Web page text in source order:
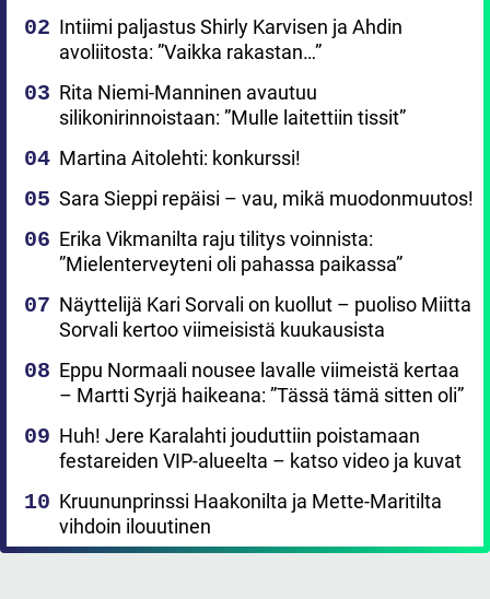
Intiimi paljastus Shirly Karvisen ja Ahdin
avoliitosta: ”Vaikka rakastan…”
Rita Niemi-Manninen avautuu
silikonirinnoistaan: ”Mulle laitettiin tissit”
Martina Aitolehti: konkurssi!
Sara Sieppi repäisi – vau, mikä muodonmuutos!
Erika Vikmanilta raju tilitys voinnista:
”Mielenterveyteni oli pahassa paikassa”
Näyttelijä Kari Sorvali on kuollut – puoliso Miitta
Sorvali kertoo viimeisistä kuukausista
Eppu Normaali nousee lavalle viimeistä kertaa
– Martti Syrjä haikeana: ”Tässä tämä sitten oli”
Huh! Jere Karalahti jouduttiin poistamaan
festareiden VIP-alueelta – katso video ja kuvat
Kruununprinssi Haakonilta ja Mette-Maritilta
vihdoin ilouutinen